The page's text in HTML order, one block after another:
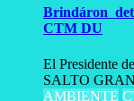
Brindáron
CTM DU
El Presidente
SALTO
AMBIENTE